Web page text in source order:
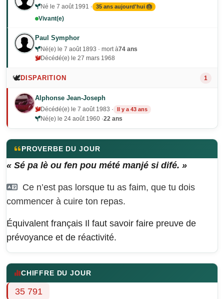
Né le 7 août 1991 · 35 ans aujourd'hui 🎂
Vivant(e)
Paul Symphor
Né(e) le 7 août 1893 · mort à74 ans
Décédé(e) le 27 mars 1968
🕊️DISPARITION 1
Alphonse Jean-Joseph
Décédé(e) le 7 août 1983 · Il y a 43 ans
Né(e) le 24 août 1960 ·22 ans
PROVERBE DU JOUR
« Sé pa lè ou fen pou mété manjé si difé. »
Ce n’est pas lorsque tu as faim, que tu dois
commencer à cuire ton repas.
Équivalent français Il faut savoir faire preuve de
prévoyance et de réactivité.
CHIFFRE DU JOUR
35 791